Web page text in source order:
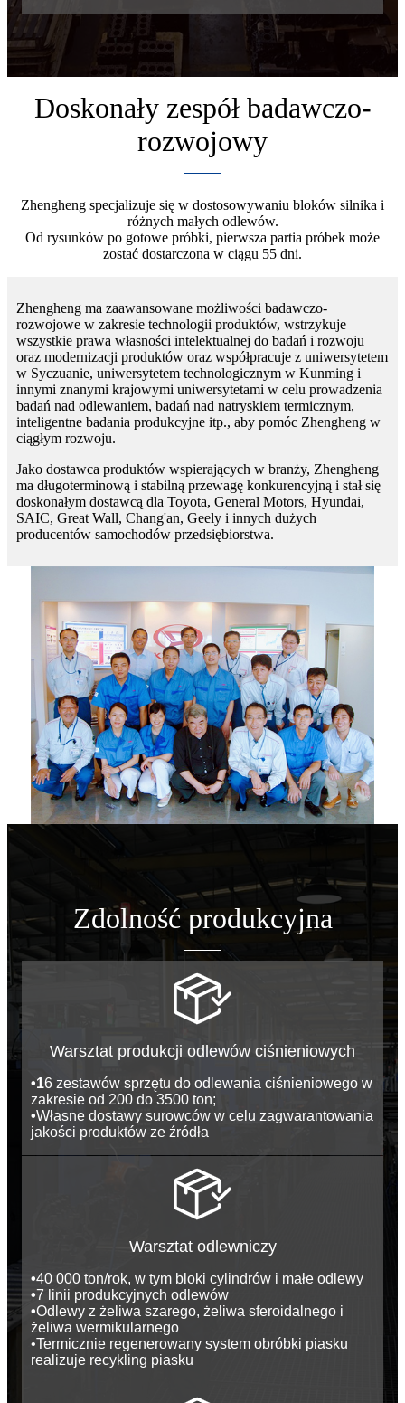
Doskonały zespół badawczo-
rozwojowy
Zhengheng specjalizuje się w dostosowywaniu bloków silnika i
różnych małych odlewów.
Od rysunków po gotowe próbki, pierwsza partia próbek może
zostać dostarczona w ciągu 55 dni.
Zhengheng ma zaawansowane możliwości badawczo-
rozwojowe w zakresie technologii produktów, wstrzykuje
wszystkie prawa własności intelektualnej do badań i rozwoju
oraz modernizacji produktów oraz współpracuje z uniwersytetem
w Syczuanie, uniwersytetem technologicznym w Kunming i
innymi znanymi krajowymi uniwersytetami w celu prowadzenia
badań nad odlewaniem, badań nad natryskiem termicznym,
inteligentne badania produkcyjne itp., aby pomóc Zhengheng w
ciągłym rozwoju.
Jako dostawca produktów wspierających w branży, Zhengheng
ma długoterminową i stabilną przewagę konkurencyjną i stał się
doskonałym dostawcą dla Toyota, General Motors, Hyundai,
SAIC, Great Wall, Chang'an, Geely i innych dużych
producentów samochodów przedsiębiorstwa.
Zdolność produkcyjna
Warsztat produkcji odlewów ciśnieniowych
•16 zestawów sprzętu do odlewania ciśnieniowego w
zakresie od 200 do 3500 ton;
•Własne dostawy surowców w celu zagwarantowania
jakości produktów ze źródła
Warsztat odlewniczy
•40 000 ton/rok, w tym bloki cylindrów i małe odlewy
•7 linii produkcyjnych odlewów
•Odlewy z żeliwa szarego, żeliwa sferoidalnego i
żeliwa wermikularnego
•Termicznie regenerowany system obróbki piasku
realizuje recykling piasku